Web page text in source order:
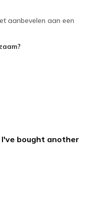
aanbevelen aan een
bought another